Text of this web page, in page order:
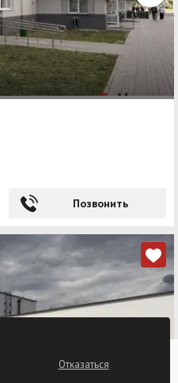
Позвонить
Войти
Отказаться